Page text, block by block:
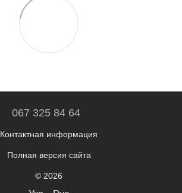
067 325 84 64
Контактная информация
Полная версия сайта
© 2026